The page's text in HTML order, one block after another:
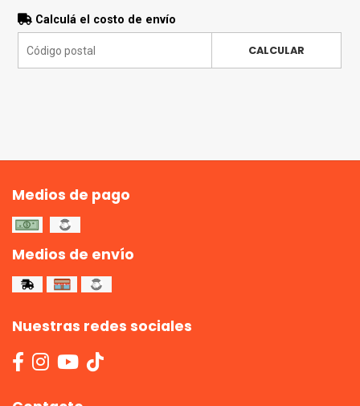
Calculá el costo de envío
CALCULAR
Medios de pago
Medios de envío
Nuestras redes sociales